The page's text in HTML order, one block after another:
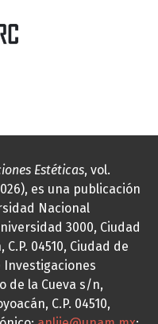
Estéticas, vol.
es una publicación
Nacional
3000, Ciudad
04510, Ciudad de
de la Cueva s/n,
C.P. 04510,